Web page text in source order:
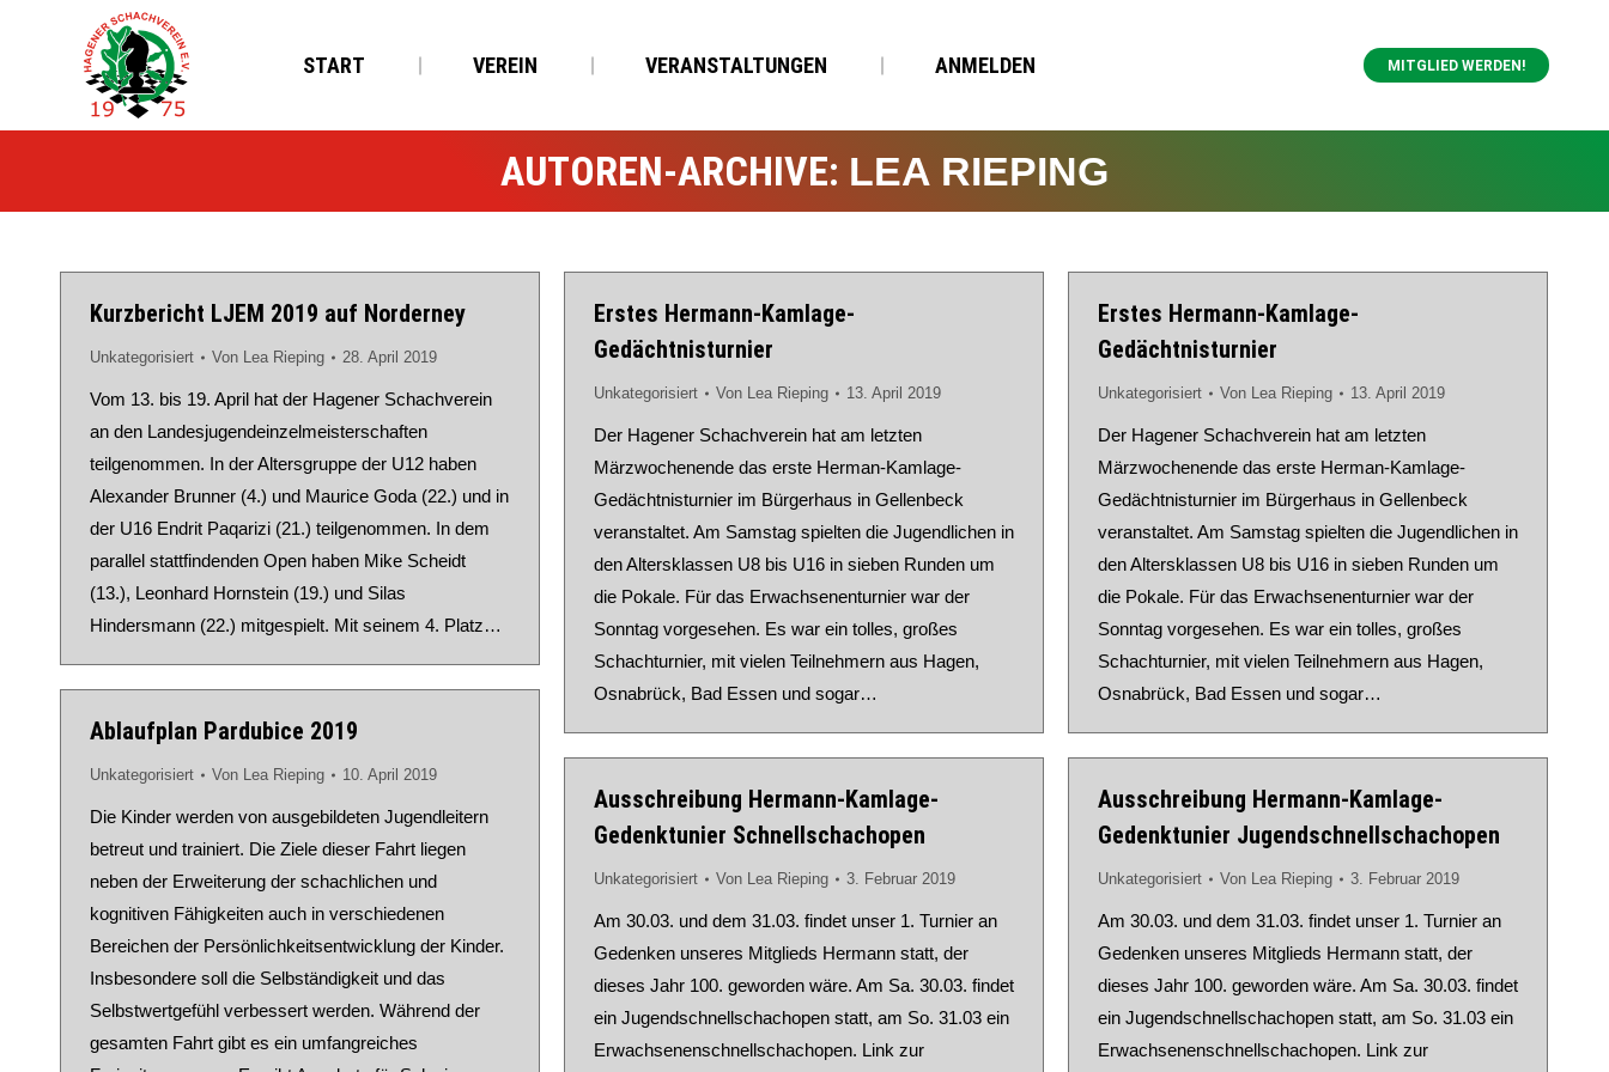
START VEREIN VERANSTALTUNGEN ANMELDEN MITGLIED WERDEN!
AUTOREN-ARCHIVE: LEA RIEPING
Kurzbericht LJEM 2019 auf Norderney
Unkategorisiert Von Lea Rieping 28. April 2019
Vom 13. bis 19. April hat der Hagener Schachverein
an den Landesjugendeinzelmeisterschaften
teilgenommen. In der Altersgruppe der U12 haben
Alexander Brunner (4.) und Maurice Goda (22.) und in
der U16 Endrit Paqarizi (21.) teilgenommen. In dem
parallel stattfindenden Open haben Mike Scheidt
(13.), Leonhard Hornstein (19.) und Silas
Hindersmann (22.) mitgespielt. Mit seinem 4. Platz…
Erstes Hermann-Kamlage-
Gedächtnisturnier
Unkategorisiert Von Lea Rieping 13. April 2019
Der Hagener Schachverein hat am letzten
Märzwochenende das erste Herman-Kamlage-
Gedächtnisturnier im Bürgerhaus in Gellenbeck
veranstaltet. Am Samstag spielten die Jugendlichen in
den Altersklassen U8 bis U16 in sieben Runden um
die Pokale. Für das Erwachsenenturnier war der
Sonntag vorgesehen. Es war ein tolles, großes
Schachturnier, mit vielen Teilnehmern aus Hagen,
Osnabrück, Bad Essen und sogar…
Erstes Hermann-Kamlage-
Gedächtnisturnier
Unkategorisiert Von Lea Rieping 13. April 2019
Der Hagener Schachverein hat am letzten
Märzwochenende das erste Herman-Kamlage-
Gedächtnisturnier im Bürgerhaus in Gellenbeck
veranstaltet. Am Samstag spielten die Jugendlichen in
den Altersklassen U8 bis U16 in sieben Runden um
die Pokale. Für das Erwachsenenturnier war der
Sonntag vorgesehen. Es war ein tolles, großes
Schachturnier, mit vielen Teilnehmern aus Hagen,
Osnabrück, Bad Essen und sogar…
Ablaufplan Pardubice 2019
Unkategorisiert Von Lea Rieping 10. April 2019
Die Kinder werden von ausgebildeten Jugendleitern
betreut und trainiert. Die Ziele dieser Fahrt liegen
neben der Erweiterung der schachlichen und
kognitiven Fähigkeiten auch in verschiedenen
Bereichen der Persönlichkeitsentwicklung der Kinder.
Insbesondere soll die Selbständigkeit und das
Selbstwertgefühl verbessert werden. Während der
gesamten Fahrt gibt es ein umfangreiches
Ausschreibung Hermann-Kamlage-
Gedenktunier Schnellschachopen
Unkategorisiert Von Lea Rieping 3. Februar 2019
Am 30.03. und dem 31.03. findet unser 1. Turnier an
Gedenken unseres Mitglieds Hermann statt, der
dieses Jahr 100. geworden wäre. Am Sa. 30.03. findet
ein Jugendschnellschachopen statt, am So. 31.03 ein
Erwachsenenschnellschachopen. Link zur
Ausschreibung Hermann-Kamlage-
Gedenktunier Jugendschnellschachopen
Unkategorisiert Von Lea Rieping 3. Februar 2019
Am 30.03. und dem 31.03. findet unser 1. Turnier an
Gedenken unseres Mitglieds Hermann statt, der
dieses Jahr 100. geworden wäre. Am Sa. 30.03. findet
ein Jugendschnellschachopen statt, am So. 31.03 ein
Erwachsenenschnellschachopen. Link zur